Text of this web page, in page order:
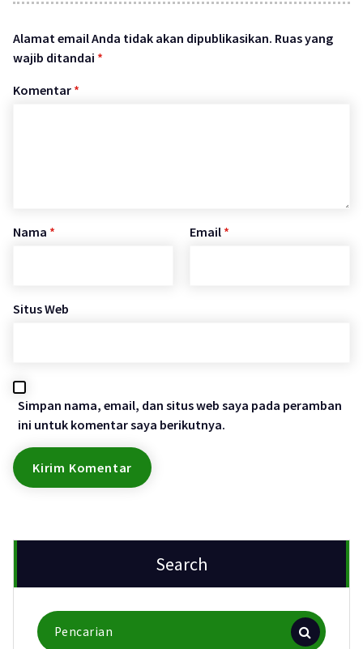
Alamat email Anda tidak akan dipublikasikan. Ruas yang
wajib ditandai *
Komentar *
Nama * Email *
Situs Web
Simpan nama, email, dan situs web saya pada peramban
ini untuk komentar saya berikutnya.
Search
Pencarian
untuk: